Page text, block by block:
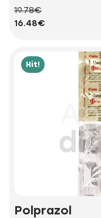
19.78€
16.48€
Hit!
Polprazol